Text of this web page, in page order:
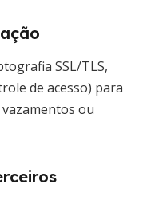
SSL/TLS,
de acesso) para
ou